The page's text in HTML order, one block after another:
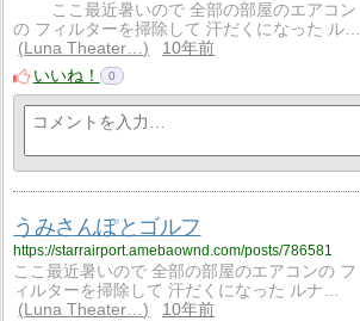
ここ最近暑いので 全部の部屋のエアコン
の フィルターを掃除して 汗だくになった ル…
Luna Theater…
10年前
いいね！
0
うみさんぽとゴルフ
https://starrairport.amebaownd.com/posts/786581
ここ最近暑いので 全部の部屋のエアコンの フ
ィルターを掃除して 汗だくになった ルナ…
Luna Theater…
10年前